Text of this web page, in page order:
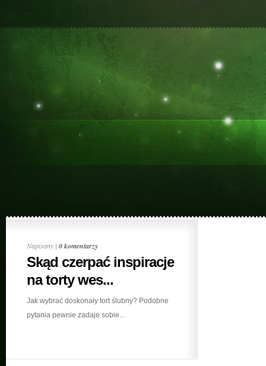
Napisany | 0 komentarzy
Skąd czerpać inspiracje
na torty wes...
Jak wybrać doskonały tort ślubny? Podobne
pytania pewnie zadaje sobie...